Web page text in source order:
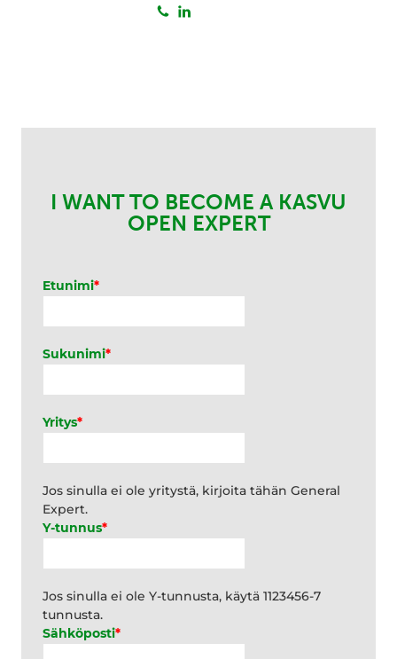
S
I WANT TO BECOME A KASVU
OPEN EXPERT
Etunimi*
Sukunimi*
Yritys*
Jos sinulla ei ole yritystä, kirjoita tähän General
Expert.
Y-tunnus*
Jos sinulla ei ole Y-tunnusta, käytä 1123456-7
tunnusta.
Sähköposti*